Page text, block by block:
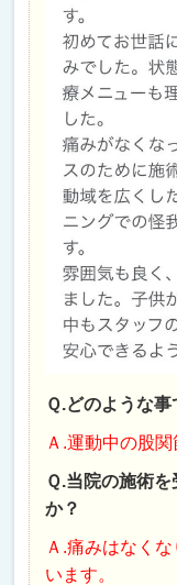
Ｑ.どのような
Ａ.運動中の股関
Ｑ.当院の施術
か？
Ａ.痛みはなく
います。